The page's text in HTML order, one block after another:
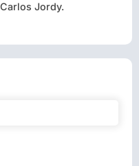
Jordy.